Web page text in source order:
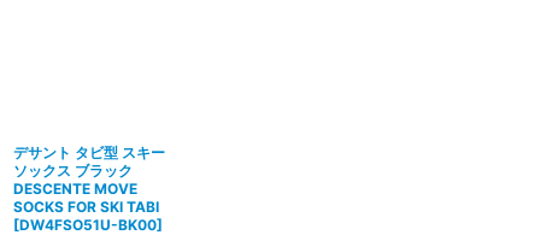
デサント タビ型 スキー
ソックス ブラック
DESCENTE MOVE
SOCKS FOR SKI TABI
[DW4FSO51U-BK00]